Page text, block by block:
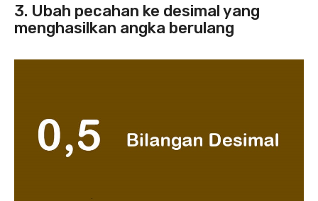
3. Ubah pecahan ke desimal yang
menghasilkan angka berulang